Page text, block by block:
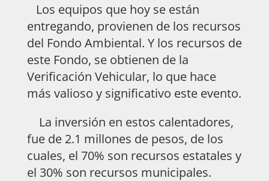
Los equipos que hoy se están
entregando, provienen de los recursos
del Fondo Ambiental. Y los recursos de
este Fondo, se obtienen de la
Verificación Vehicular, lo que hace
más valioso y significativo este evento.
La inversión en estos calentadores,
fue de 2.1 millones de pesos, de los
cuales, el 70% son recursos estatales y
el 30% son recursos municipales.